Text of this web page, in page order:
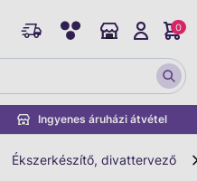
Ingyenes áruházi átvétel
0
Ékszerkészítő, divattervező